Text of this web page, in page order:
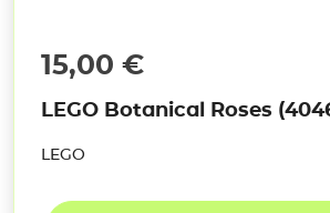
15,00 €
LEGO Botanical Roses
LEGO